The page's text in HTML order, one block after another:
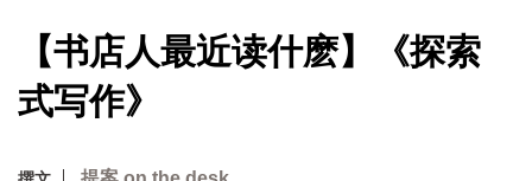
【书店人最近读什麽】《探索
式写作》